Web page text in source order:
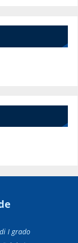
I grado